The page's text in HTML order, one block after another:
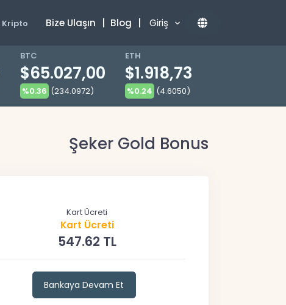
Kripto Bize Ulaşın | Blog | Giriş
BTC
$65.027,00
%0.36 (234.0972)
ETH
$1.918,73
%0.24 (4.6050)
Şeker Gold Bonus
Kart Ücreti
Kart Ücreti
547.62 TL
Bankaya Devam Et